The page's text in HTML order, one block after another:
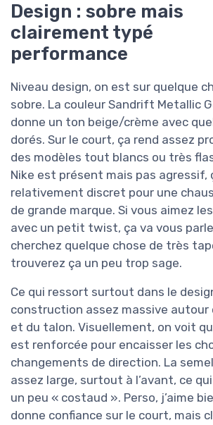
Design : sobre mais
clairement typé
performance
Niveau design, on est sur quelque
sobre. La couleur Sandrift Metallic
donne un ton beige/crème avec
dorés. Sur le court, ça rend assez
des modèles tout blancs ou très
Nike est présent mais pas agressif,
relativement discret pour une
de grande marque. Si vous aimez
avec un petit twist, ça va vous
cherchez quelque chose de très
trouverez ça un peu trop sage.
Ce qui ressort surtout dans le
construction assez massive autour
et du talon. Visuellement, on voit
est renforcée pour encaisser les
changements de direction. La
assez large, surtout à l’avant, ce
un peu « costaud ». Perso, j’aime
donne confiance sur le court, mais